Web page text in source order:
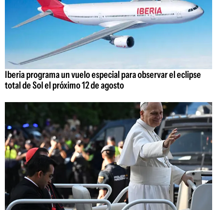
Iberia programa un vuelo especial para observar el eclipse
total de Sol el próximo 12 de agosto